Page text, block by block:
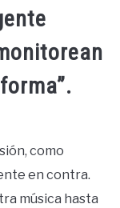
como
en contra.
música hasta